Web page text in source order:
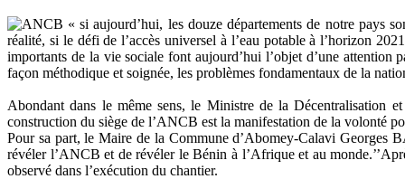
« si aujourd’hui, les douze départements de notre pays
réalité, si le défi de l’accès universel à l’eau potable à l’horizon
importants de la vie sociale font aujourd’hui l’objet d’une attention
façon méthodique et soignée, les problèmes fondamentaux de la
Abondant dans le même sens, le Ministre de la Décentralisation
construction du siège de l’ANCB est la manifestation de la volonté
Pour sa part, le Maire de la Commune d’Abomey-Calavi Georges
révéler l’ANCB et de révéler le Bénin à l’Afrique et au
observé dans l’exécution du chantier.